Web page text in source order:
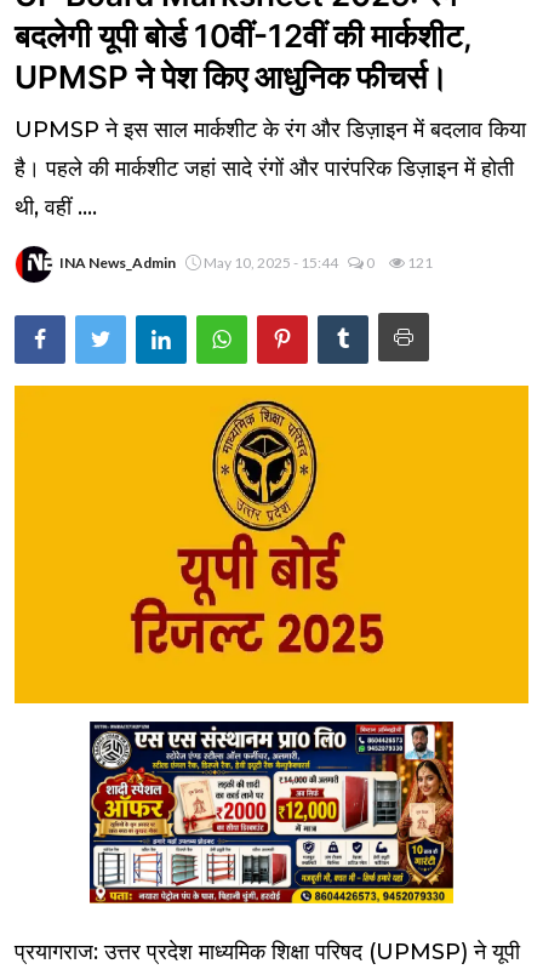
बदलेगी यूपी बोर्ड 10वीं-12वीं की मार्कशीट,
UPMSP ने पेश किए आधुनिक फीचर्स।
UPMSP ने इस साल मार्कशीट के रंग और डिज़ाइन में बदलाव किया
है। पहले की मार्कशीट जहां सादे रंगों और पारंपरिक डिज़ाइन में होती
थी, वहीं ....
INA News_Admin May 10, 2025 - 15:44 0 121
प्रयागराज: उत्तर प्रदेश माध्यमिक शिक्षा परिषद (UPMSP) ने यूपी